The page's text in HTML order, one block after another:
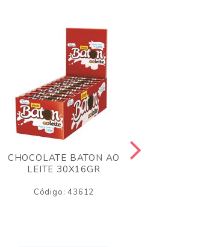
CHOCOLATE BATON AO
LEITE 30X16GR
Código: 43612